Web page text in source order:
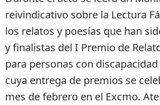
reivindicativo sobre la Lectura
los relatos y poesías que han
y finalistas del I Premio de
para personas con
cuya entrega de premios se
mes de febrero en el Excmo.